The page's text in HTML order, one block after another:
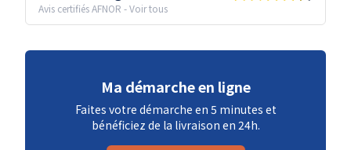
Avis certifiés AFNOR -Voir tous
Ma démarche en ligne
Faites votre démarche en 5 minutes et
bénéficiez de la livraison en 24h.